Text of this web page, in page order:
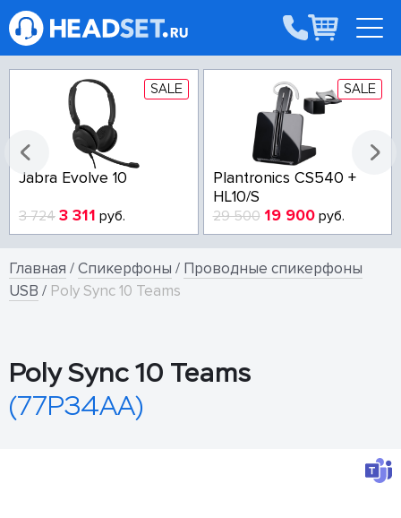
SALE
Jabra Evolve 10
3 724 3 311 руб.
SALE
Plantronics CS540 +
HL10/S
29 500 19 900руб.
Главная /Спикерфоны / Проводные спикерфоны
USB / Poly Sync 10 Teams
Poly Sync 10 Teams
(77P34AA)